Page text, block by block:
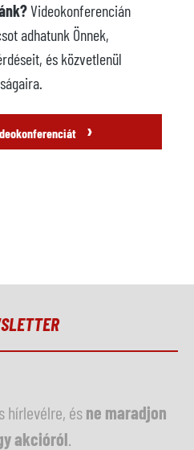
Videokonferencián
adhatunk Önnek,
és közvetlenül
›
hírlevélre, ésne maradjon
akcióról